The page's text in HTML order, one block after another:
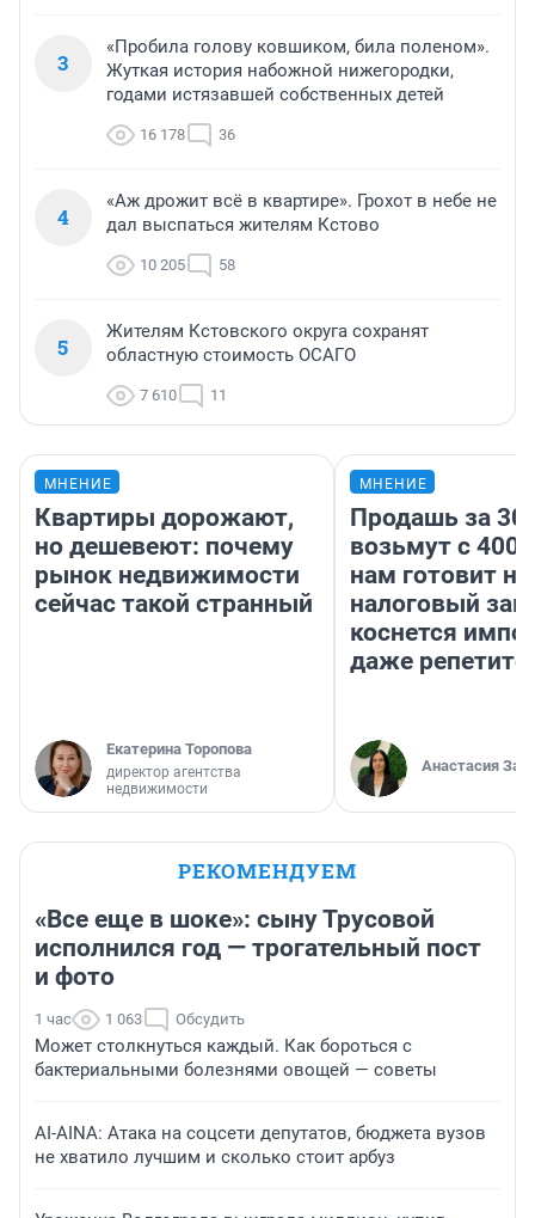
3
«Пробила голову ковшиком, била поленом».
Жуткая история набожной нижегородки,
годами истязавшей собственных детей
16 178 36
4
«Аж дрожит всё в квартире». Грохот в небе не
дал выспаться жителям Кстово
10 205 58
5
Жителям Кстовского округа сохранят
областную стоимость ОСАГО
7 610 11
МНЕНИЕ
Квартиры дорожают,
но дешевеют: почему
рынок недвижимости
сейчас такой странный
Екатерина Торопова
директор агентства
недвижимости
МНЕНИЕ
Продашь за
возьмут с
нам готовит
налоговый
коснется
даже
Анастасия
РЕКОМЕНДУЕМ
«Все еще в шоке»: сыну Трусовой
исполнился год — трогательный пост
и фото
1 час 1 063 Обсудить
Может столкнуться каждый. Как бороться с
бактериальными болезнями овощей — советы
AI-AINA: Атака на соцсети депутатов, бюджета вузов
не хватило лучшим и сколько стоит арбуз